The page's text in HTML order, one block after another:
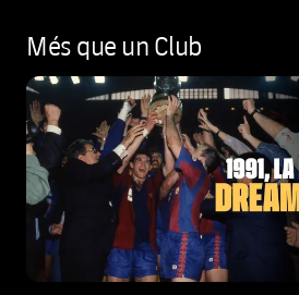
Més que un Club